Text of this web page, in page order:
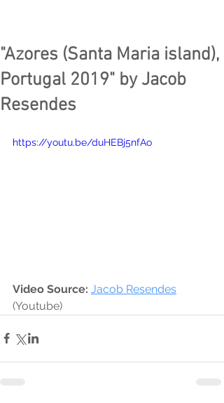
"Azores (Santa Maria island),
Portugal 2019" by Jacob
Resendes
https://youtu.be/duHEBj5nfAo
Video Source: Jacob Resendes
(Youtube)